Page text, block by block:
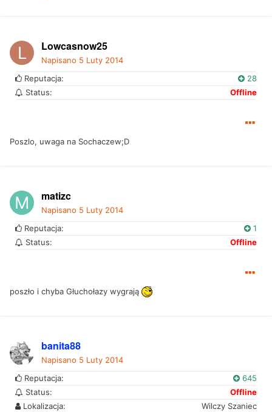
Lowcasnow25
Napisano 5 Luty 2014
Reputacja:
28
Status:
Offline
Poszlo, uwaga na Sochaczew;D
matizc
Napisano 5 Luty 2014
Reputacja:
1
Status:
Offline
poszło i chyba Głuchołazy wygrają
banita88
Napisano 5 Luty 2014
Reputacja:
645
Status:
Offline
Lokalizacja:
Wilczy Szaniec